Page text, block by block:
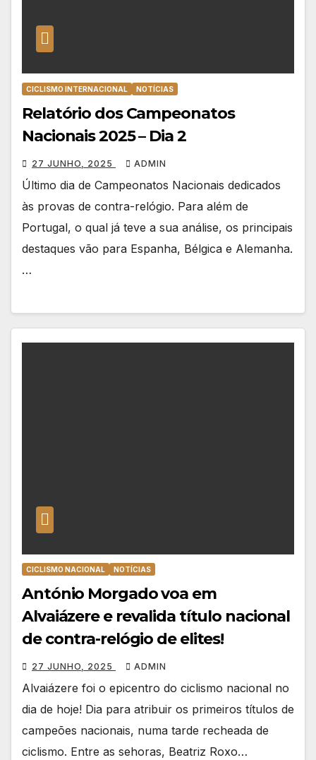
CICLISMO INTERNACIONAL NOTÍCIAS
Relatório dos Campeonatos
Nacionais 2025 – Dia 2
27 JUNHO, 2025 ADMIN
Último dia de Campeonatos Nacionais dedicados
às provas de contra-relógio. Para além de
Portugal, o qual já teve a sua análise, os principais
destaques vão para Espanha, Bélgica e Alemanha.
…
CICLISMO NACIONAL NOTÍCIAS
António Morgado voa em
Alvaiázere e revalida título nacional
de contra-relógio de elites!
27 JUNHO, 2025 ADMIN
Alvaiázere foi o epicentro do ciclismo nacional no
dia de hoje! Dia para atribuir os primeiros títulos de
campeões nacionais, numa tarde recheada de
ciclismo. Entre as sehoras, Beatriz Roxo…